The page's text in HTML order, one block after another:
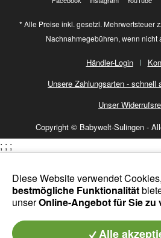
* Alle Preise inkl. gesetzl. Mehrwertsteuer
Nachnahmegebühren, wenn nicht
Händler-Login
Unsere Zahlungsarten - schnell
Unser
Copyright © Babywelt-Sulingen -
Diese Website verwendet
bestmögliche Funktionalität
unserOnline-Angebot für Sie zu
Alle
; ; ;